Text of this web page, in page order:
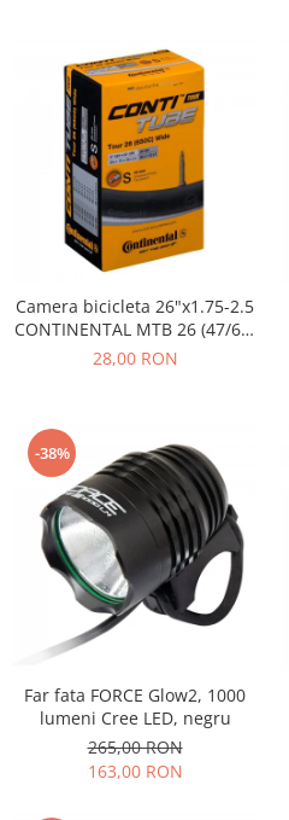
SEPCI /CACIULI / BANDANE
BANDANE
CACIULI
MASTI/CAGULE
Camera bicicleta 26"x1.75-2.5
CONTINENTAL MTB 26 (47/62-
559), valva FV42
28,00 RON
-38%
Far fata FORCE Glow2, 1000
lumeni Cree LED, negru
265,00 RON
163,00 RON